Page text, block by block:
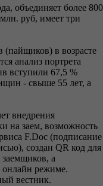
объединяет более 800
руб, имеет три
в возрасте
анализ портрета
вступили 67,5 %
- свыше 55 лет, а
внедрения
на заем, возможность
F.Doc (подписание
создан QR код для
а
онлайн режиме.
вестник.